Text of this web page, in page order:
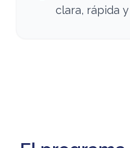
clara, rápida